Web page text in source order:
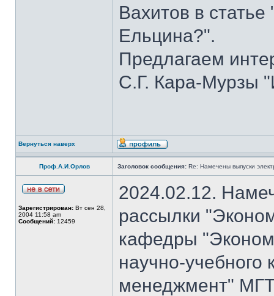
Вахитов в
Ельцина?".
Предлагаем
С.Г. Кара-Мурзы
Вернуться наверх
Проф.А.И.Орлов Заголовок сообщения: Re: Намечены выпуски
Зарегистрирован: Вт сен 28,
2004 11:58 am
Сообщений: 12459
2024.02.12.
рассылки
кафедры
научно-
менеджмент"